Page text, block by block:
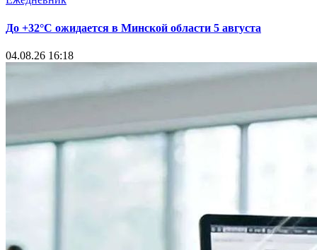
До +32°С ожидается в Минской области 5 августа
04.08.26 16:18